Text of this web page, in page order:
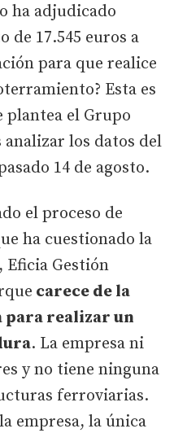
ha adjudicado
17.545 euros a
para que realice
Esta es
plantea el Grupo
los datos del
14 de agosto.
el proceso de
ha cuestionado la
Eficia Gestión
carece de la
para realizar un
. La empresa ni
y no tiene ninguna
ferroviarias.
empresa, la única